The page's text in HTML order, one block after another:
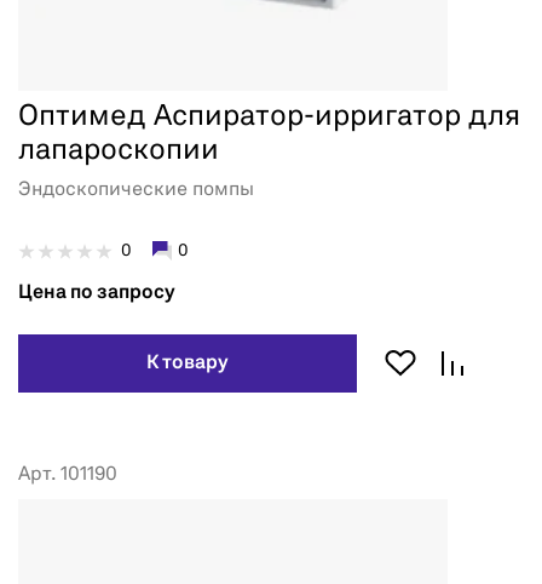
Оптимед Аспиратор-ирригатор для
лапароскопии
Эндоскопические помпы
0 0
Цена по запросу
К товару
Арт. 101190